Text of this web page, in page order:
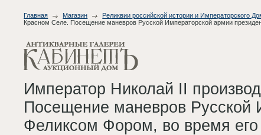
Главная Магазин Реликвии российской истории и Императорского
Красном Селе. Посещение маневров Русской Императорской армии
Император Николай II
Посещение маневров Русской
Феликсом Фором, во время